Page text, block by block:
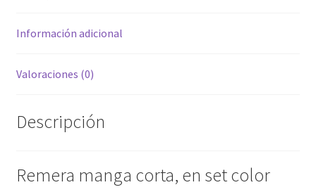
Información adicional
Valoraciones (0)
Descripción
Remera manga corta, en set color